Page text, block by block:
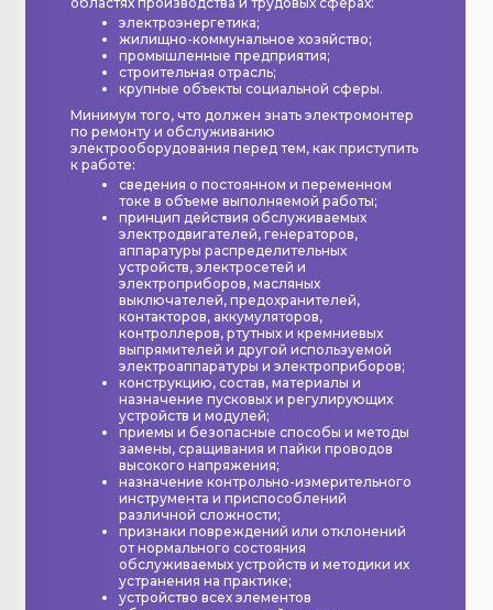
электроэнергетика;
жилищно-коммунальное хозяйство;
промышленные предприятия;
строительная отрасль;
крупные объекты социальной сферы.
Минимум того, что должен знать электромонтер
по ремонту и обслуживанию
электрооборудования перед тем, как приступить
к работе:
сведения о постоянном и переменном
токе в объеме выполняемой работы;
принцип действия обслуживаемых
электродвигателей, генераторов,
аппаратуры распределительных
устройств, электросетей и
электроприборов, масляных
выключателей, предохранителей,
контакторов, аккумуляторов,
контроллеров, ртутных и кремниевых
выпрямителей и другой используемой
электроаппаратуры и электроприборов;
конструкцию, состав, материалы и
назначение пусковых и регулирующих
устройств и модулей;
приемы и безопасные способы и методы
замены, сращивания и пайки проводов
высокого напряжения;
назначение контрольно-измерительного
инструмента и приспособлений
различной сложности;
признаки повреждений или отклонений
от нормального состояния
обслуживаемых устройств и методики их
устранения на практике;
устройство всех элементов